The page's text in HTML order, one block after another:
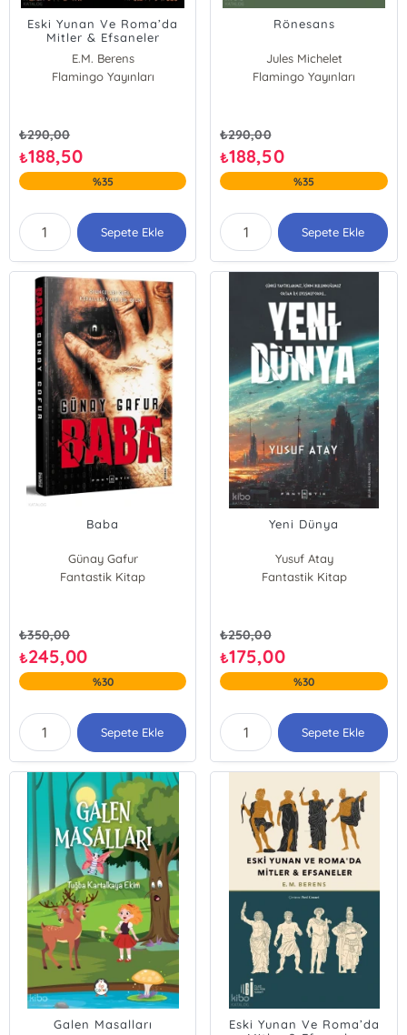
Eski Yunan Ve Roma’da
Mitler & Efsaneler
E.M. Berens
Flamingo Yayınları
₺290,00
₺188,50
%35
Sepete Ekle
Rönesans
Jules Michelet
Flamingo Yayınları
₺290,00
₺188,50
%35
Sepete Ekle
Baba
Günay Gafur
Fantastik Kitap
₺350,00
₺245,00
%30
Sepete Ekle
Yeni Dünya
Yusuf Atay
Fantastik Kitap
₺250,00
₺175,00
%30
Sepete Ekle
Galen Masalları
Eski Yunan Ve Roma’da